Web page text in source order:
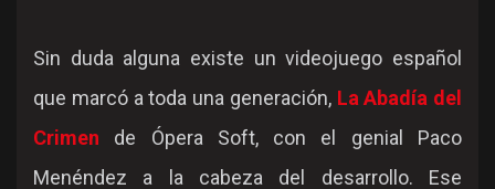
Sin duda alguna existe un videojuego español
que marcó a toda una generación, La Abadía del
Crimen de Ópera Soft, con el genial Paco
Menéndez a la cabeza del desarrollo. Ese